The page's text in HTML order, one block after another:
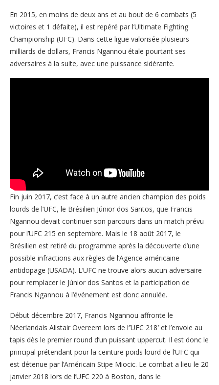
En 2015, en moins de deux ans et au bout de 6 combats (5
victoires et 1 défaite), il est repéré par l’Ultimate Fighting
Championship (UFC). Dans cette ligue valorisée plusieurs
milliards de dollars, Francis Ngannou étale pourtant ses
adversaires à la suite, avec une puissance sidérante.
Fin juin 2017, c’est face à un autre ancien champion des poids
lourds de l’UFC, le Brésilien Júnior dos Santos, que Francis
Ngannou devait continuer son parcours dans un match prévu
pour l’UFC 215 en septembre. Mais le 18 août 2017, le
Brésilien est retiré du programme après la découverte d’une
possible infractions aux règles de l’Agence américaine
antidopage (USADA). L’UFC ne trouve alors aucun adversaire
pour remplacer le Júnior dos Santos et la participation de
Francis Ngannou à l’événement est donc annulée.
Début décembre 2017, Francis Ngannou affronte le
Néerlandais Alistair Overeem lors de l’’UFC 218′ et l’envoie au
tapis dès le premier round d’un puissant uppercut. Il est donc le
principal prétendant pour la ceinture poids lourd de l’UFC qui
est détenue par l’Américain Stipe Miocic. Le combat a lieu le 20
janvier 2018 lors de l’UFC 220 à Boston, dans le